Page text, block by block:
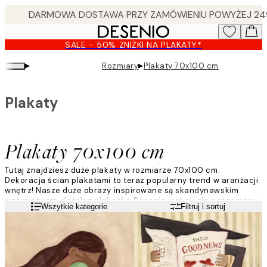
content.
SALE - 50% ZNIŻKI NA PLAKATY*
▸ Rozmiary▸Plakaty 70x100 cm
Plakaty 70x100 cm
Plakaty
Tutaj znajdziesz duże plakaty w rozmiarze 70x100 cm.
Dekoracja ścian plakatami to teraz popularny trend w aranżacji
wnętrz! Nasze duże obrazy inspirowane są skandynawskim
wzornictwem. Katalog plakatów Desenio jest ciągle poszerzany,
abyśmy zawsze mogli oferować stylowe grafiki wysokiej jakości.
Czytaj więcejWszytkie kategorie Filtruj i sortuj